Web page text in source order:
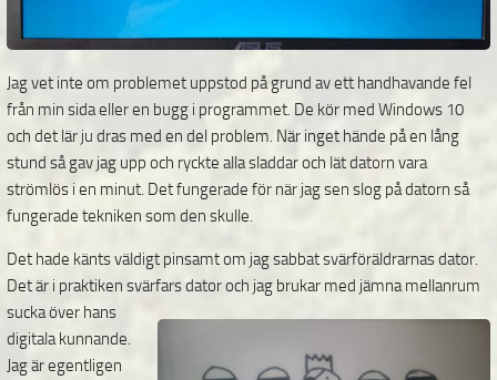
Jag vet inte om problemet uppstod på grund av ett handhavande fel
från min sida eller en bugg i programmet. De kör med Windows 10
och det lär ju dras med en del problem. När inget hände på en lång
stund så gav jag upp och ryckte alla sladdar och lät datorn vara
strömlös i en minut. Det fungerade för när jag sen slog på datorn så
fungerade tekniken som den skulle.
Det hade känts väldigt pinsamt om jag sabbat svärföräldrarnas dator.
Det är i praktiken svärfars dator och jag brukar med jämna mellanrum
suckaöver hans
digitala kunnande.
Jag är egentligen